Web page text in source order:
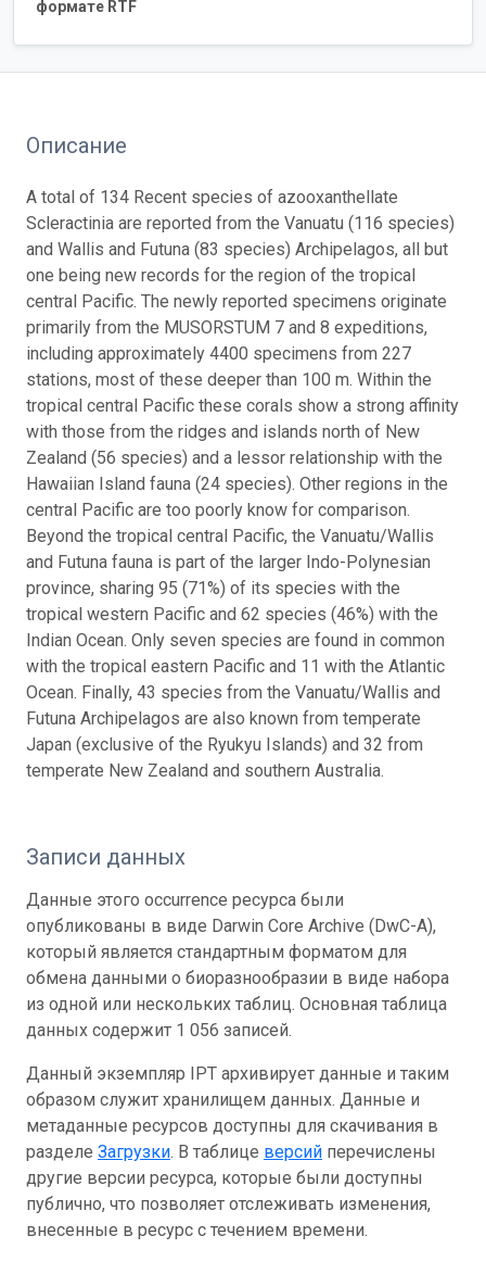
формате RTF
Описание
A total of 134 Recent species of azooxanthellate
Scleractinia are reported from the Vanuatu (116 species)
and Wallis and Futuna (83 species) Archipelagos, all but
one being new records for the region of the tropical
central Pacific. The newly reported specimens originate
primarily from the MUSORSTUM 7 and 8 expeditions,
including approximately 4400 specimens from 227
stations, most of these deeper than 100 m. Within the
tropical central Pacific these corals show a strong affinity
with those from the ridges and islands north of New
Zealand (56 species) and a lessor relationship with the
Hawaiian Island fauna (24 species). Other regions in the
central Pacific are too poorly know for comparison.
Beyond the tropical central Pacific, the Vanuatu/Wallis
and Futuna fauna is part of the larger Indo-Polynesian
province, sharing 95 (71%) of its species with the
tropical western Pacific and 62 species (46%) with the
Indian Ocean. Only seven species are found in common
with the tropical eastern Pacific and 11 with the Atlantic
Ocean. Finally, 43 species from the Vanuatu/Wallis and
Futuna Archipelagos are also known from temperate
Japan (exclusive of the Ryukyu Islands) and 32 from
temperate New Zealand and southern Australia.
Записи данных
Данные этого occurrence ресурса были
опубликованы в виде Darwin Core Archive (DwC-A),
который является стандартным форматом для
обмена данными о биоразнообразии в виде набора
из одной или нескольких таблиц. Основная таблица
данных содержит 1 056 записей.
Данный экземпляр IPT архивирует данные и таким
образом служит хранилищем данных. Данные и
метаданные ресурсов доступны для скачивания в
разделе Загрузки. В таблице версий перечислены
другие версии ресурса, которые были доступны
публично, что позволяет отслеживать изменения,
внесенные в ресурс с течением времени.